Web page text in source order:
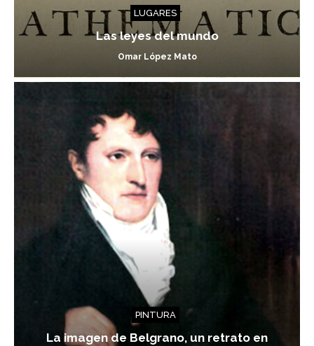
LUGARES
Las leyes del mundo
Omar López Mato
PINTURA
La imagen de Belgrano, un retrato en